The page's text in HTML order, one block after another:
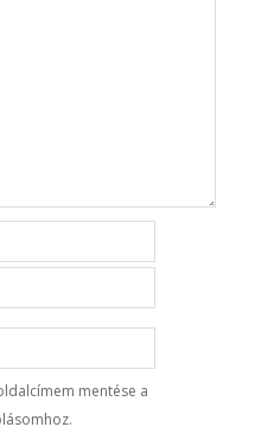
mentése a